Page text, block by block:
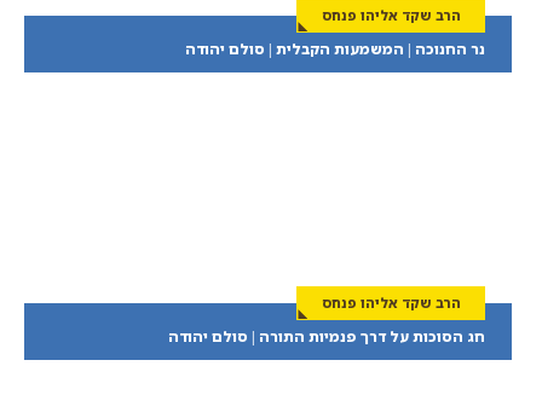
הרב שקד אליהו פנחס
נר החנוכה | המשמעות הקבלית | סולם יהודה
הרב שקד אליהו פנחס
חג הסוכות על דרך פנמיות התורה | סולם יהודה